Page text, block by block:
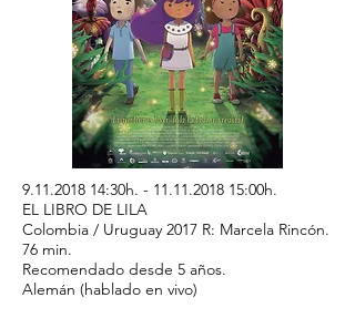
9.11.2018 14:30h. - 11.11.2018 15:00h.
EL LIBRO DE LILA
Colombia / Uruguay 2017 R: Marcela Rincón.
76 min.
Recomendado desde 5 años.
Alemán (hablado en vivo)